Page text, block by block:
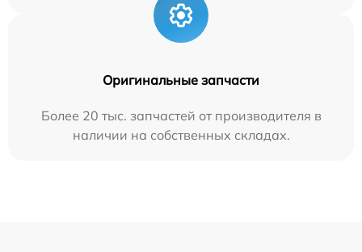
Оригинальные запчасти
Более 20 тыс. запчастей от производителя в
наличии на собственных складах.